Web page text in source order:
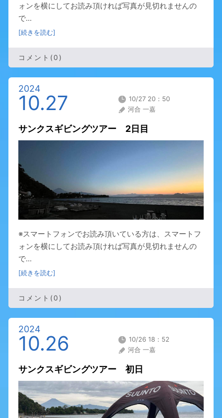
ォンを横にしてお読み頂ければ写真が見切れませんの
で...
[続きを読む]
コメント(0)
2024
10.27
10/27 20：50
河合 一嘉
サンクスギビングツアー 2日目
※スマートフォンでお読み頂いている方は、スマートフ
ォンを横にしてお読み頂ければ写真が見切れませんの
で...
[続きを読む]
コメント(0)
2024
10.26
10/26 18：52
河合 一嘉
サンクスギビングツアー 初日